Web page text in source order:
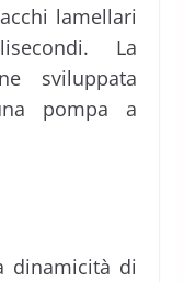
lamellari
La
sviluppata
pompa a
dinamicità di